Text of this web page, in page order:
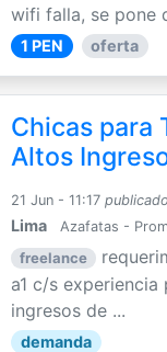
wifi falla, se pone
1 PEN oferta
Chicas para
Altos
21 Jun - 11:17
Lima Azafatas -
freelance
a1 c/s
ingresos de ...
demanda